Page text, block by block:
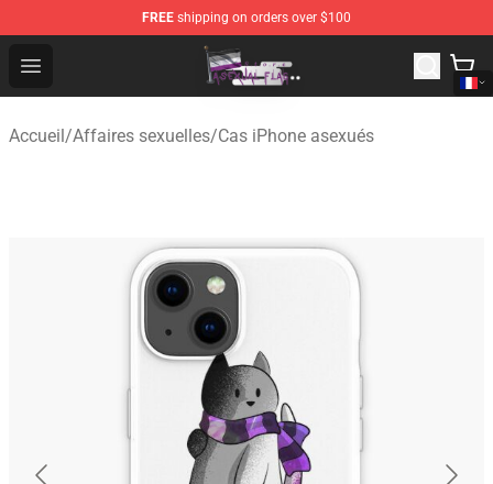
FREE shipping on orders over $100
Open menu
Asexual Flag Shop - The Best Store of Asexual Flag
Accueil/Affaires sexuelles/Cas iPhone asexués